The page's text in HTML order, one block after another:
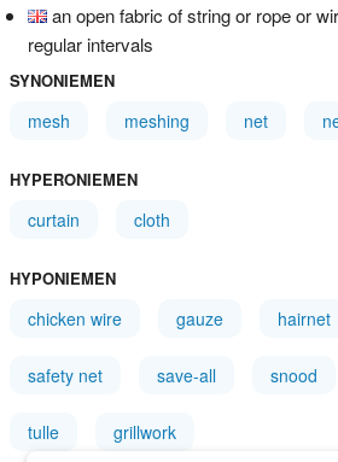
an open fabric of string or rope or
regular intervals
SYNONIEMEN
mesh meshing net
HYPERONIEMEN
curtain cloth
HYPONIEMEN
chicken wire gauze hairnet
safety net save-all snood
tulle grillwork